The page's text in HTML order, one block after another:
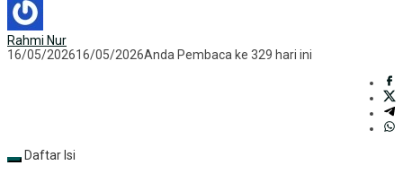
Rahmi Nur
16/05/202616/05/2026Anda Pembaca ke 329 hari ini
Daftar Isi